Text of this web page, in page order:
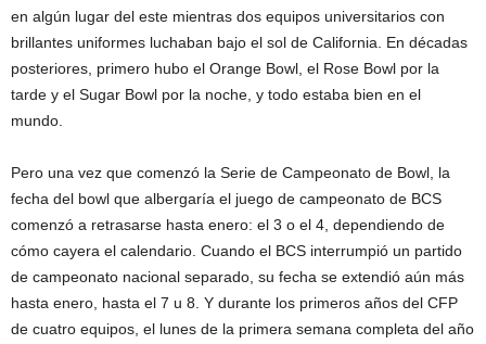
en algún lugar del este mientras dos equipos universitarios con
brillantes uniformes luchaban bajo el sol de California. En décadas
posteriores, primero hubo el Orange Bowl, el Rose Bowl por la
tarde y el Sugar Bowl por la noche, y todo estaba bien en el
mundo.
Pero una vez que comenzó la Serie de Campeonato de Bowl, la
fecha del bowl que albergaría el juego de campeonato de BCS
comenzó a retrasarse hasta enero: el 3 o el 4, dependiendo de
cómo cayera el calendario. Cuando el BCS interrumpió un partido
de campeonato nacional separado, su fecha se extendió aún más
hasta enero, hasta el 7 u 8. Y durante los primeros años del CFP
de cuatro equipos, el lunes de la primera semana completa del año